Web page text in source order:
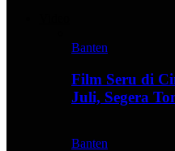
Banten
Film Seru di
Juli, Segera
Banten